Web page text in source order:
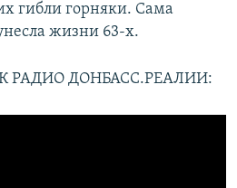
гибли горняки. Сама
жизни 63-х.
РАДИО ДОНБАСС.РЕАЛИИ: